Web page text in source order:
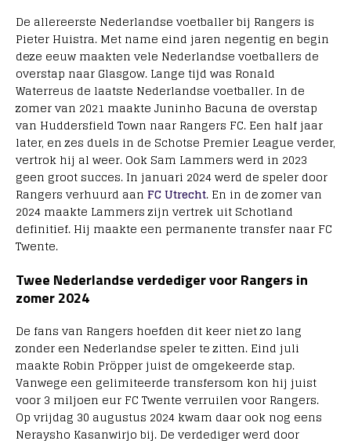
De allereerste Nederlandse voetballer bij Rangers is
Pieter Huistra. Met name eind jaren negentig en begin
deze eeuw maakten vele Nederlandse voetballers de
overstap naar Glasgow. Lange tijd was Ronald
Waterreus de laatste Nederlandse voetballer. In de
zomer van 2021 maakte Juninho Bacuna de overstap
van Huddersfield Town naar Rangers FC. Een half jaar
later, en zes duels in de Schotse Premier League verder,
vertrok hij al weer. Ook Sam Lammers werd in 2023
geen groot succes. In januari 2024 werd de speler door
Rangers verhuurd aan FC Utrecht. En in de zomer van
2024 maakte Lammers zijn vertrek uit Schotland
definitief. Hij maakte een permanente transfer naar FC
Twente.
Twee Nederlandse verdediger voor Rangers in
zomer 2024
De fans van Rangers hoefden dit keer niet zo lang
zonder een Nederlandse speler te zitten. Eind juli
maakte Robin Pröpper juist de omgekeerde stap.
Vanwege een gelimiteerde transfersom kon hij juist
voor 3 miljoen eur FC Twente verruilen voor Rangers.
Op vrijdag 30 augustus 2024 kwam daar ook nog eens
Neraysho Kasanwirjo bij. De verdediger werd door